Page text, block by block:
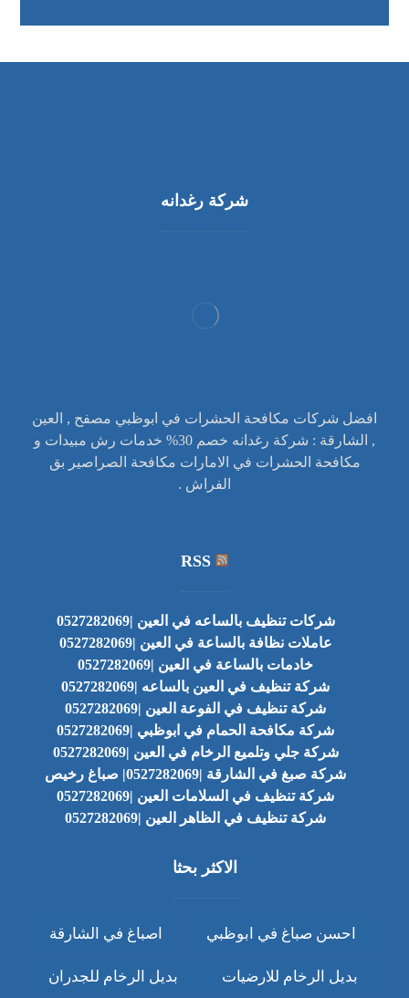
شركة رغدانه
افضل شركات مكافحة الحشرات في ابوظبي مصفح , العين
, الشارقة : شركة رغدانه خصم 30% خدمات رش مبيدات و
مكافحة الحشرات في الامارات مكافحة الصراصير بق
الفراش .
RSS
شركات تنظيف بالساعه في العين |0527282069
عاملات نظافة بالساعة في العين |0527282069
خادمات بالساعة في العين |0527282069
شركة تنظيف في العين بالساعه |0527282069
شركة تنظيف في الفوعة العين |0527282069
شركة مكافحة الحمام في ابوظبي |0527282069
شركة جلي وتلميع الرخام في العين |0527282069
شركة صبغ في الشارقة |0527282069| صباغ رخيص
شركة تنظيف في السلامات العين |0527282069
شركة تنظيف في الظاهر العين |0527282069
الاكثر بحثا
احسن صباغ في ابوظبي اصباغ في الشارقة
بديل الرخام للارضيات بديل الرخام للجدران